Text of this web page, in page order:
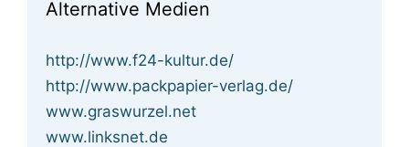
Alternative Medien
http://www.f24-kultur.de/
http://www.packpapier-verlag.de/
www.graswurzel.net
www.linksnet.de